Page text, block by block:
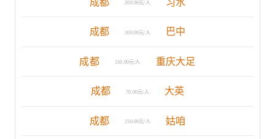
成都 200.00元/人 习水
成都 100.00元/人 巴中
成都 150.00元/人 重庆大足
成都 70.00元/人 大英
成都 150.00元/人 姑咱